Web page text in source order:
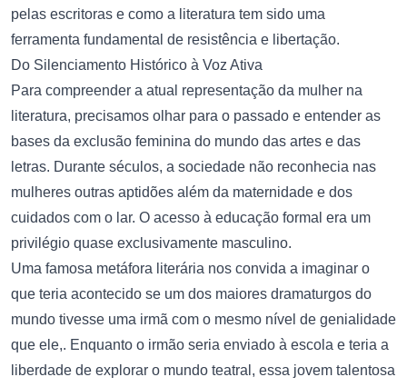
pelas escritoras e como a literatura tem sido uma
ferramenta fundamental de resistência e libertação.
Do Silenciamento Histórico à Voz Ativa
Para compreender a atual representação da mulher na
literatura, precisamos olhar para o passado e entender as
bases da exclusão feminina do mundo das artes e das
letras. Durante séculos, a sociedade não reconhecia nas
mulheres outras aptidões além da maternidade e dos
cuidados com o lar. O acesso à educação formal era um
privilégio quase exclusivamente masculino.
Uma famosa metáfora literária nos convida a imaginar o
que teria acontecido se um dos maiores dramaturgos do
mundo tivesse uma irmã com o mesmo nível de genialidade
que ele,. Enquanto o irmão seria enviado à escola e teria a
liberdade de explorar o mundo teatral, essa jovem talentosa